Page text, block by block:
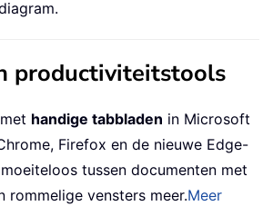
productiviteitstools
handige tabbladen in Microsoft
Firefox en de nieuwe Edge-
tussen documenten met
vensters meer.Meer